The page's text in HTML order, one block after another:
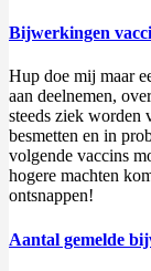
Bijwerkingen
Hup doe mij maar
aan deelnemen,
steeds ziek worden
besmetten en in
volgende vaccins
hogere machten
ontsnappen!
Aantal gemelde